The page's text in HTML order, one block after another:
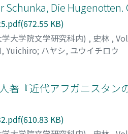
relay system that was
example is the oldest
is woodblock printed,
in shape, while the body of
of the second document
of the document. Based on
as well as protocols and
is extremely
the form of Qingperiod
Schunka, Die
KB)
大学院文学研究科内) , 史林 ,
Yuichiro; ハヤシ, ユウイチロウ
著『近代アフガニスタ
KB)